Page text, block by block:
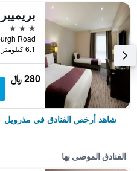
3 نجوم
6.1 كيلومتر عن وسط المدينة
280 ﷼
شاهد أرخص الفنادق في مذرويل
الفنادق الموصى بها